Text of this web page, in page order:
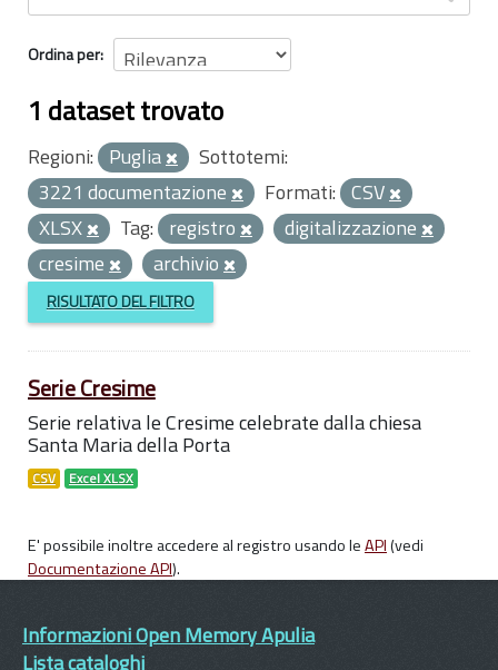
Ordina per
1 dataset trovato
Regioni: Puglia
Sottotemi:
3221 documentazione
Formati: CSV
XLSX
Tag: registro
digitalizzazione
cresime
archivio
RISULTATO DEL FILTRO
Serie Cresime
Serie relativa le Cresime celebrate dalla chiesa
Santa Maria della Porta
CSV Excel XLSX
E' possibile inoltre accedere al registro usando leAPI(vedi
Documentazione API).
Informazioni Open Memory Apulia
Lista cataloghi